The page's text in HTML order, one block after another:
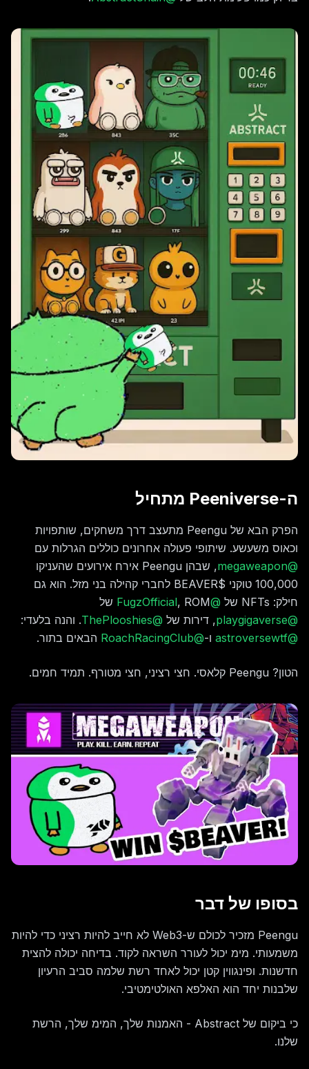
ה-Peeniverse מתחיל
הפרק הבא של Peengu מתעצב דרך משחקים, שותפויות
וכאוס משעשע. שיתופי פעולה אחרונים כוללים הגרלות עם
@
megaweapon
, שבהן Peengu אירח אירועים שהעניקו
100,000 טוקני $BEAVER לחברי קהילה בני מזל. הוא גם
חילק: NFTs של
@FugzOfficial, ROM של
@playgigaverse
, דירות של @ThePlooshies
. והנה בלעדי:
@astroversewtf
ו-@RoachRacingClub הבאים בתור.
הטון? Peengu קלאסי. חצי רציני, חצי מטורף. תמיד חמים.
בסופו של דבר
Peengu מזכיר לכולם ש-Web3 לא חייב להיות רציני כדי להיות
משמעותי. מימ יכול לעורר השראה לקוד. בדיחה יכולה להצית
חדשנות. ופינגווין קטן יכול לאחד רשת שלמה סביב הרעיון
שלבנות יחד הוא האלפא האולטימטיבי.
כי ביקום של Abstract - האמנות שלך, המימ שלך, הרשת
שלנו.